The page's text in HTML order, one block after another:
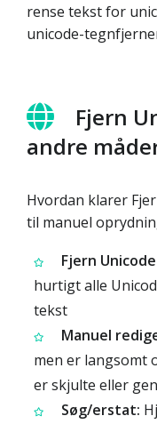
rense tekst for
unicode-
Fjern
andre
Hvordan klarer
til manuel
Fjern
hurtigt alle
tekst
Manuel
men er
er skjulte eller
Søg/erstat: